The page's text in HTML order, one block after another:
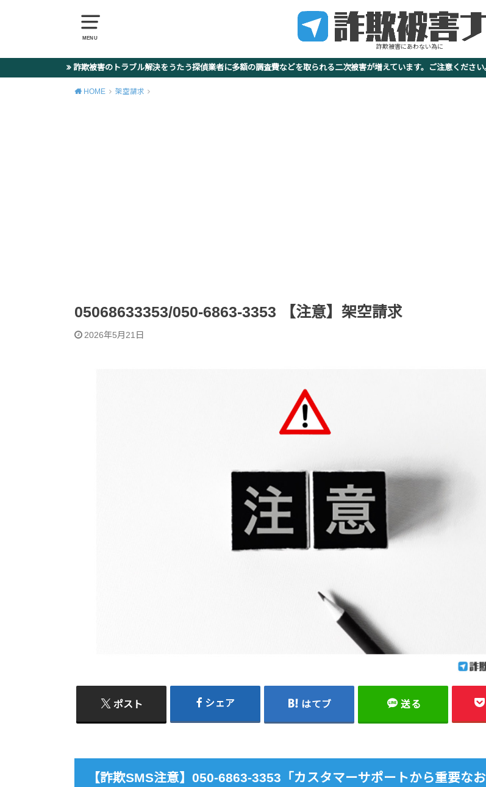
MENU
詐欺被害にあわない為に
詐欺被害のトラブル解決をうたう探偵業者に多額の調査費などを取られる二次被害が増えています。ご注意
HOME 架空請求
05068633353/050-6863-3353 【注意】架空請求
2026年5月21日
ポスト シェア はてブ 送る
【詐欺SMS注意】050-6863-3353「カスタマーサポートから重要な